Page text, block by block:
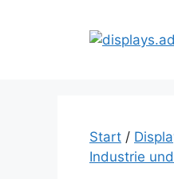
Start /
Industrie